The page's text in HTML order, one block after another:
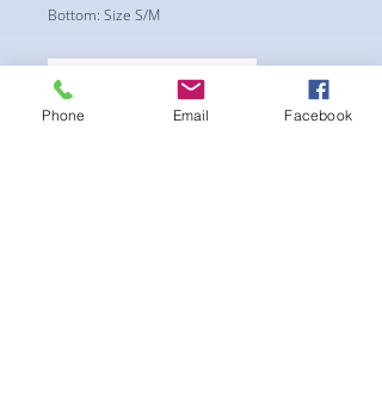
Bottom: Size S/M
Phone Email Facebook